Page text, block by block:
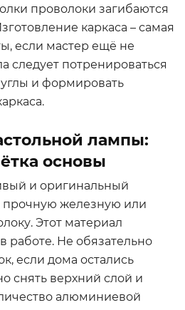
проволоки загибаются
каркаса – самая
если мастер ещё не
следует потренироваться
и формировать
лампы:
основы
и оригинальный
прочную железную или
Этот материал
работе. Не обязательно
если дома остались
снять верхний слой и
алюминиевой